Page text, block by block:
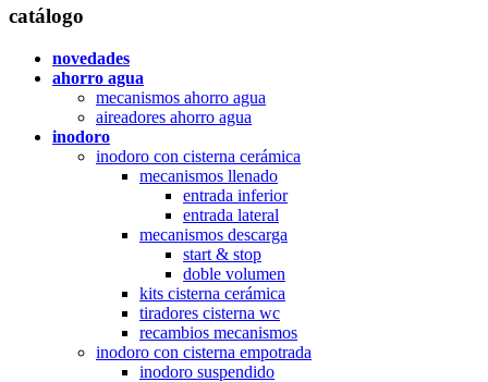
catálogo
novedades
ahorro agua
mecanismos ahorro agua
aireadores ahorro agua
inodoro
inodoro con cisterna cerámica
mecanismos llenado
entrada inferior
entrada lateral
mecanismos descarga
start & stop
doble volumen
kits cisterna cerámica
tiradores cisterna wc
recambios mecanismos
inodoro con cisterna empotrada
inodoro suspendido